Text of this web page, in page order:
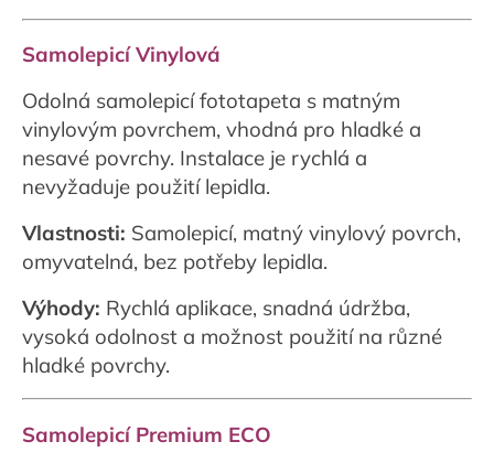
Samolepicí Vinylová
Odolná samolepicí fototapeta s matným
vinylovým povrchem, vhodná pro hladké a
nesavé povrchy. Instalace je rychlá a
nevyžaduje použití lepidla.
Vlastnosti: Samolepicí, matný vinylový povrch,
omyvatelná, bez potřeby lepidla.
Výhody: Rychlá aplikace, snadná údržba,
vysoká odolnost a možnost použití na různé
hladké povrchy.
Samolepicí Premium ECO